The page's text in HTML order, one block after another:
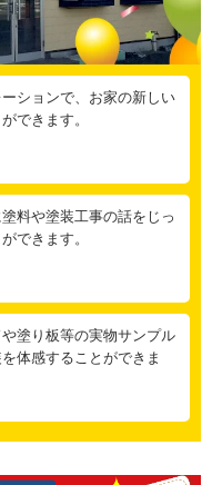
ションで、お家の新しい
できます。
料や塗装工事の話をじっ
できます。
塗り板等の実物サンプル
体感することができま